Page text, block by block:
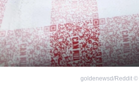
©
goldenewsd/Reddit